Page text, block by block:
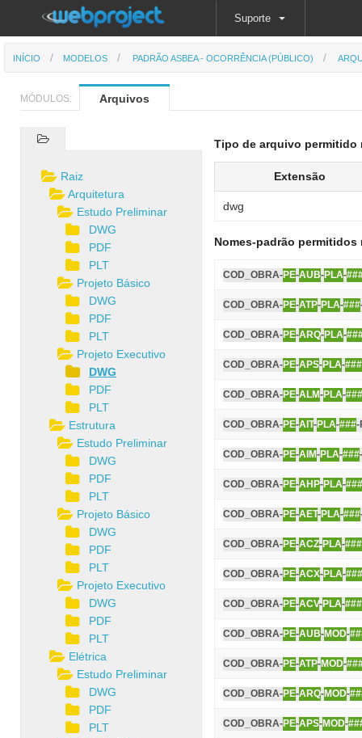
Suporte
INÍCIO MODELOS PADRÃO ASBEA - OCORRÊNCIA (PÚBLICO)
MÓDULOS: Arquivos
Tipo de arquivo permitido
Extensão
dwg
Nomes-padrão permitidos
COD_OBRA-PE-AUB-PLA-
COD_OBRA-PE-ATP-PLA-###
COD_OBRA-PE-ARQ-PLA-
COD_OBRA-PE-APS-PLA-###
COD_OBRA-PE-ALM-PLA-###
COD_OBRA-PE-AIT-PLA-###-
COD_OBRA-PE-AIM-PLA-###
COD_OBRA-PE-AHP-PLA-###
COD_OBRA-PE-AET-PLA-###
COD_OBRA-PE-ACZ-PLA-###
COD_OBRA-PE-ACX-PLA-###
COD_OBRA-PE-ACV-PLA-###
COD_OBRA-PE-AUB-MOD-
COD_OBRA-PE-ATP-MOD-
COD_OBRA-PE-ARQ-MOD-
COD_OBRA-PE-APS-MOD-
Raiz
Arquitetura
Estudo Preliminar
DWG
PDF
PLT
Projeto Básico
DWG
PDF
PLT
Projeto Executivo
DWG
PDF
PLT
Estrutura
Estudo Preliminar
DWG
PDF
PLT
Projeto Básico
DWG
PDF
PLT
Projeto Executivo
DWG
PDF
PLT
Elétrica
Estudo Preliminar
DWG
PDF
PLT